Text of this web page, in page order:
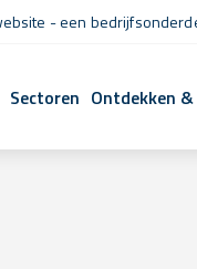
- een
Sectoren Ontdekken